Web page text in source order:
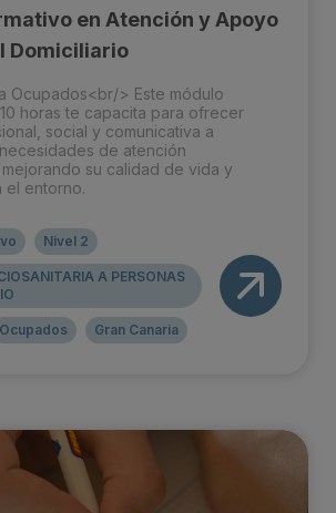
en Atención y Apoyo
Domiciliario
Ocupados<br/> Este módulo
horas te capacita para ofrecer
social y comunicativa a
de atención
su calidad de vida y
el entorno.
Nivel 2
A PERSONAS
Ocupados Gran Canaria